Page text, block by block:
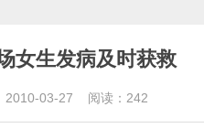
女生发病及时获救
03-27 阅读：242